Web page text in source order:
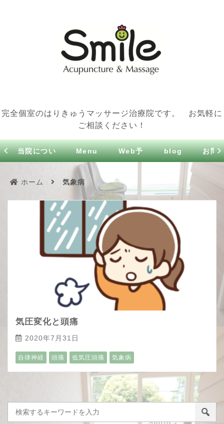
完全個室のはりきゅうマッサージ治療院です。 お気軽に
ご相談ください！
当院につい Menu Web予 blog お問
ホーム
気象病
気圧変化と頭痛
2020年7月31日
自律神経 頭痛 低気圧頭痛 気象病